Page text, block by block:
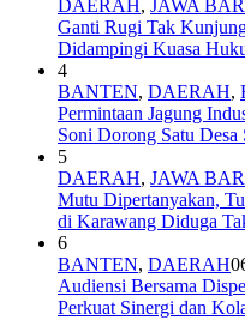
DAERAH, JAWA
Ganti Rugi Tak
Didampingi Kuasa
4
BANTEN, DAERAH,
Permintaan Jagung
Soni Dorong Satu
5
DAERAH, JAWA
Mutu Dipertanyakan,
di Karawang Diduga
6
BANTEN, DAERAH
Audiensi Bersama
Perkuat Sinergi dan